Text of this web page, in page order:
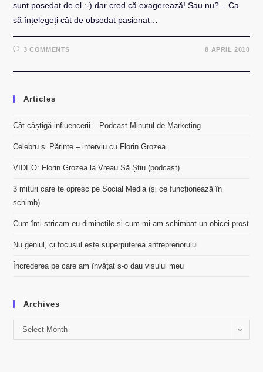
sunt posedat de el :-) dar cred că exagerează! Sau nu?... Ca
să înțelegeți cât de obsedat pasionat…
3 COMMENTS 8 APRIL 2010
Articles
Cât câștigă influencerii – Podcast Minutul de Marketing
Celebru și Părinte – interviu cu Florin Grozea
VIDEO: Florin Grozea la Vreau Să Știu (podcast)
3 mituri care te opresc pe Social Media (și ce funcționează în
schimb)
Cum îmi stricam eu diminețile și cum mi-am schimbat un obicei prost
Nu geniul, ci focusul este superputerea antreprenorului
Încrederea pe care am învățat s-o dau visului meu
Archives
Archives
Select Month